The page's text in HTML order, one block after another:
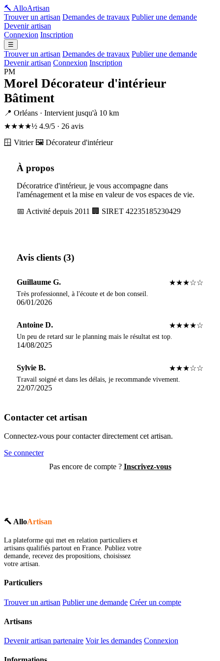
🔨 AlloArtisan
Trouver un artisan Demandes de travaux Publier une demande
Devenir artisan
Connexion Inscription
☰
Trouver un artisan Demandes de travaux Publier une demande
Devenir artisan Connexion Inscription
PM
Morel Décorateur d'intérieur
Bâtiment
📍 Orléans · Intervient jusqu'à 10 km
★★★★½ 4.9/5 · 26 avis
🪟 Vitrier 🖼️ Décorateur d'intérieur
À propos
Décoratrice d'intérieur, je vous accompagne dans
l'aménagement et la mise en valeur de vos espaces de vie.
📅 Activité depuis 2011 🏢 SIRET 42235185230429
Avis clients (3)
Guillaume G. ★★★☆☆
Très professionnel, à l'écoute et de bon conseil.
06/01/2026
Antoine D. ★★★★☆
Un peu de retard sur le planning mais le résultat est top.
14/08/2025
Sylvie B. ★★★☆☆
Travail soigné et dans les délais, je recommande vivement.
22/07/2025
Contacter cet artisan
Connectez-vous pour contacter directement cet artisan.
Se connecter
Pas encore de compte ? Inscrivez-vous
🔨 AlloArtisan
La plateforme qui met en relation particuliers et
artisans qualifiés partout en France. Publiez votre
demande, recevez des propositions, choisissez
votre artisan.
Particuliers
Trouver un artisan Publier une demande Créer un compte
Artisans
Devenir artisan partenaire Voir les demandes Connexion